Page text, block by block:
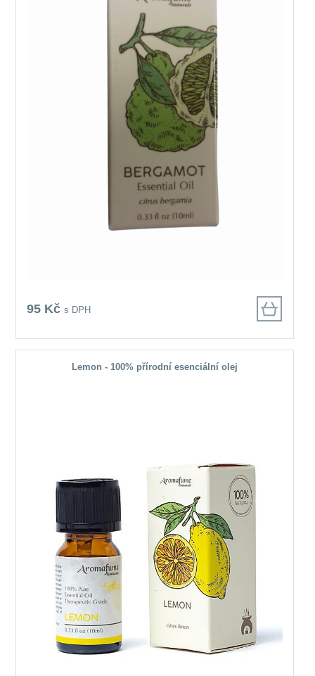
95 Kčs DPH
Lemon - 100% přírodní esenciální olej